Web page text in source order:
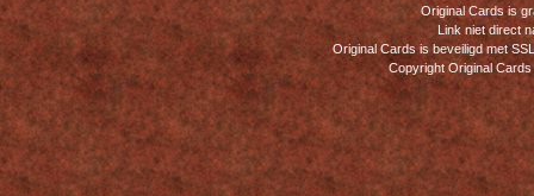
Original Cards is
Link niet direct
Original Cards is beveiligd met
Copyright Original